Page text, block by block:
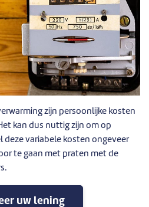
zijn persoonlijke kosten
kan dus nuttig zijn om op
variabele kosten ongeveer
te gaan met praten met de
uw lening